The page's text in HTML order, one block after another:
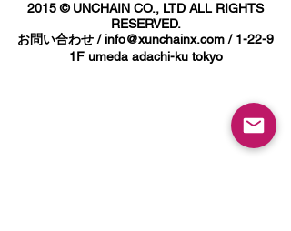
インクとの相性を追求し選び抜いたの
はマット紙。
アメリカ製の油性インクが放つ独特の
シルクスクリーンならではの立体感を
4色の柄を正確に重ねるため、製版を
2015 © UNCHAIN CO., LTD ALL RIGHTS
RESERVED.
お問い合わせ / info@xunchainx.com/ 1-22-9
1F umeda adachi-ku tokyo